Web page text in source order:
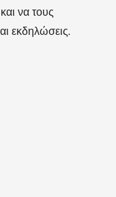
να τους
εκδηλώσεις.